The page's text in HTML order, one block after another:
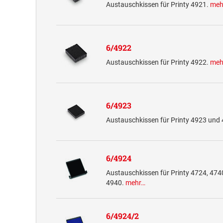
Austauschkissen für Printy 4921.
6/4922
Austauschkissen für Printy 4922.
6/4923
Austauschkissen für Printy 4923 und
6/4924
Austauschkissen für Printy 4724,
4940. mehr…
6/4924/2